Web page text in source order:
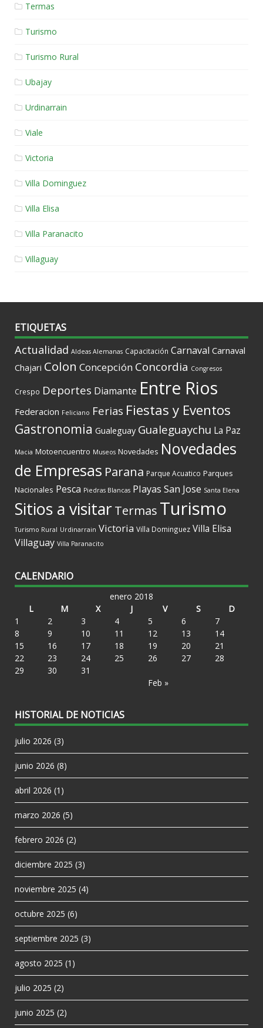
Termas
Turismo
Turismo Rural
Ubajay
Urdinarrain
Viale
Victoria
Villa Dominguez
Villa Elisa
Villa Paranacito
Villaguay
ETIQUETAS
Actualidad Aldeas Alemanas Capacitación Carnaval Carnaval
Chajari Colon Concepción Concordia Congresos
Crespo Deportes Diamante Entre Rios
Federacion Feliciano Ferias Fiestas y Eventos
Gastronomia Gualeguay Gualeguaychu La Paz
Macia Motoencuentro Museos Novedades Novedades
de Empresas Parana Parque Acuatico Parques
Nacionales Pesca Piedras Blancas Playas San Jose Santa Elena
Sitios a visitarTermas Turismo
Turismo Rural Urdinarrain Victoria Villa Dominguez Villa Elisa
Villaguay Villa Paranacito
CALENDARIO
enero 2018
L
M X J V S D
Feb »
1 2 3 4 5 6
7
8
9 10 11 12 13
14
15
16 17 18 19 20
21
22
23 24 25 26 27
28
29
30 31
HISTORIAL DE NOTICIAS
julio 2026 (3)
junio 2026 (8)
abril 2026 (1)
marzo 2026 (5)
febrero 2026 (2)
diciembre 2025 (3)
noviembre 2025 (4)
octubre 2025 (6)
septiembre 2025 (3)
agosto 2025 (1)
julio 2025 (2)
junio 2025 (2)